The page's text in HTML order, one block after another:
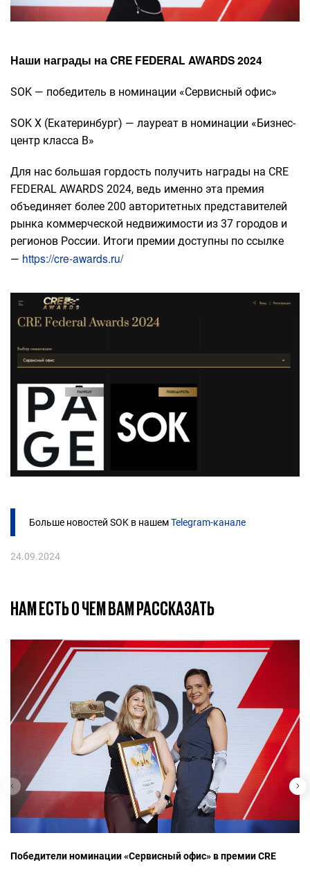
Наши награды на CRE FEDERAL AWARDS 2024
SOK — победитель в номинации «Сервисный офис»
SOK X (Екатеринбург) — лауреат в номинации «Бизнес-
центр класса В»
Для нас большая гордость получить награды на CRE
FEDERAL AWARDS 2024, ведь именно эта премия
объединяет более 200 авторитетных представителей
рынка коммерческой недвижимости из 37 городов и
регионов России. Итоги премии доступны по ссылке
— https://cre-awards.ru/
Больше новостей SOK в нашемTelegram-канале
24.09.2024
НАМ ЕСТЬ О ЧЕМ ВАМ РАССКАЗАТЬ
Победители номинации «Сервисный офис» в премии CRE